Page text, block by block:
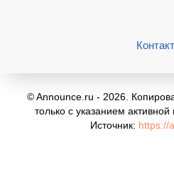
© Announce.ru - 2026.
только с указанием
Источник: https://